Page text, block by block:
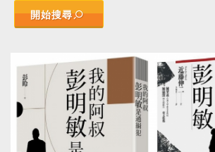
開始搜尋